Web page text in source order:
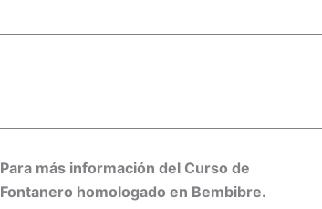
Para más información del Curso de
Fontanero homologado en Bembibre.